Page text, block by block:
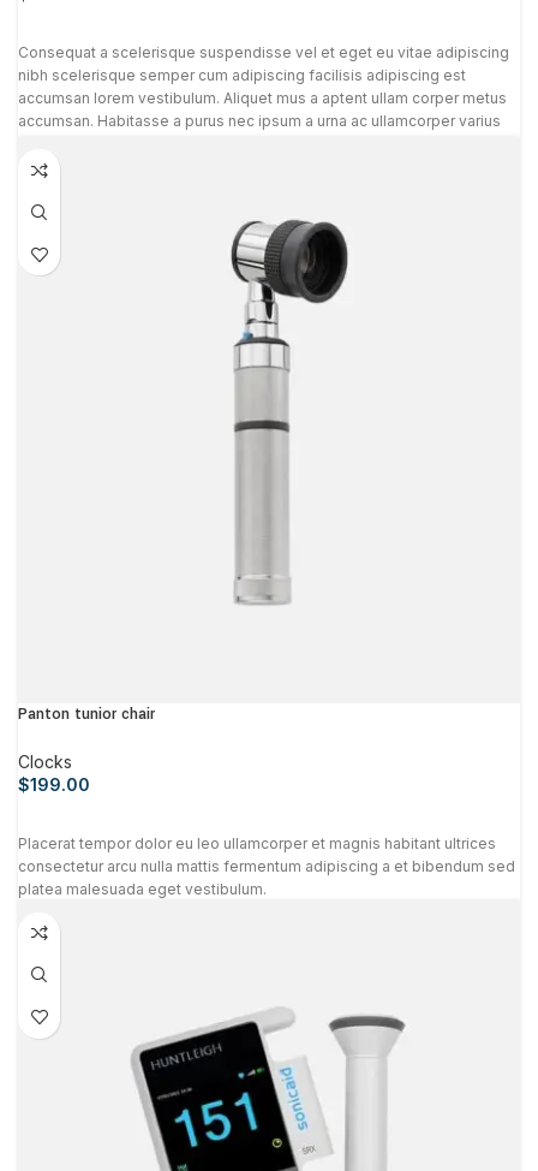
Consequat a scelerisque suspendisse vel et eget eu vitae adipiscing
nibh scelerisque semper cum adipiscing facilisis adipiscing est
accumsan lorem vestibulum. Aliquet mus a aptent ullam corper metus
accumsan. Habitasse a purus nec ipsum a urna ac ullamcorper varius
Panton tunior chair
Clocks
$199.00
Placerat tempor dolor eu leo ullamcorper et magnis habitant ultrices
consectetur arcu nulla mattis fermentum adipiscing a et bibendum sed
platea malesuada eget vestibulum.